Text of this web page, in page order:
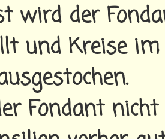
wird der
und Kreise
Fondant